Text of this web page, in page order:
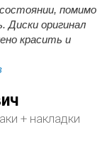
помимо
Диски оригинал
красить и
+ накладки